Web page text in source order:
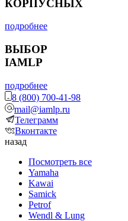
КОРПУСНЫХ
подробнее
ВЫБОР
IAMLP
подробнее
8 (800) 700-41-98
mail@iamlp.ru
Телеграмм
Вконтакте
назад
Посмотреть все
Yamaha
Kawai
Samick
Petrof
Wendl & Lung